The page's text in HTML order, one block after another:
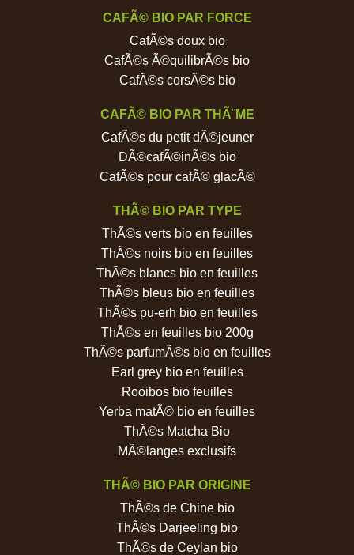
CAFÃ© BIO PAR FORCE
CafÃ©s doux bio
CafÃ©s Ã©quilibrÃ©s bio
CafÃ©s corsÃ©s bio
CAFÃ© BIO PAR THÃ¨ME
CafÃ©s du petit dÃ©jeuner
DÃ©cafÃ©inÃ©s bio
CafÃ©s pour cafÃ© glacÃ©
THÃ© BIO PAR TYPE
ThÃ©s verts bio en feuilles
ThÃ©s noirs bio en feuilles
ThÃ©s blancs bio en feuilles
ThÃ©s bleus bio en feuilles
ThÃ©s pu-erh bio en feuilles
ThÃ©s en feuilles bio 200g
ThÃ©s parfumÃ©s bio en feuilles
Earl grey bio en feuilles
Rooibos bio feuilles
Yerba matÃ© bio en feuilles
ThÃ©s Matcha Bio
MÃ©langes exclusifs
THÃ© BIO PAR ORIGINE
ThÃ©s de Chine bio
ThÃ©s Darjeeling bio
ThÃ©s de Ceylan bio